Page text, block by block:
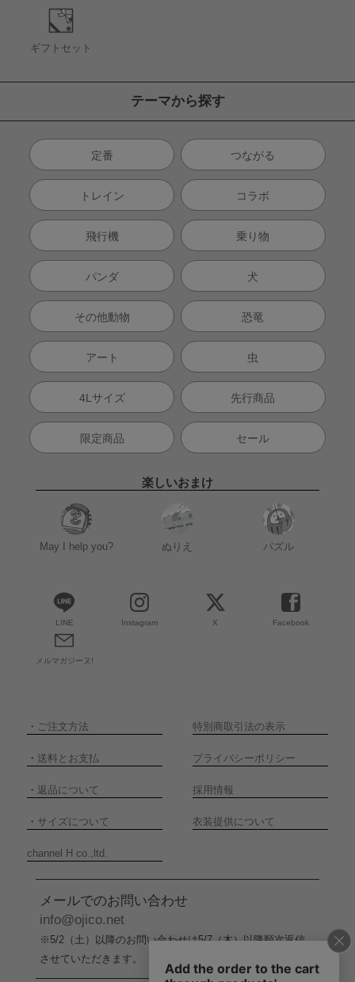
ギフトセット
テーマから探す
定番 つながる
トレイン コラボ
飛行機 乗り物
パンダ 犬
その他動物 恐竜
アート 虫
4Lサイズ 先行商品
限定商品 セール
楽しいおまけ
May I help you? ぬりえ パズル
LINE Instagram X Facebook
メルマガジーヌ!
・ ご注文方法 特別商取引法の表示
・ 送料とお支払 プライバシーポリシー
・ 返品について 採用情報
・ サイズについて 衣装提供について
channel H co.,ltd.
メールでのお問い合わせ
info@ojico.net
※5/2（土）以降のお問い合わせは5/7（木）以降順次返信
させていただきます。